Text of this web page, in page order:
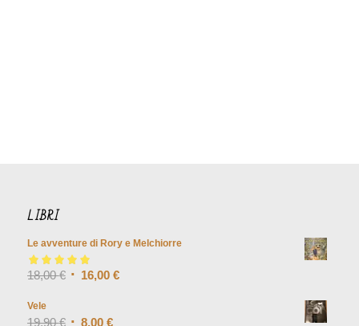
LIBRI
Le avventure di Rory e Melchiorre
Valutato5.00
su
18,00€ 16,00 €
Vele
19,90€ 8,00 €